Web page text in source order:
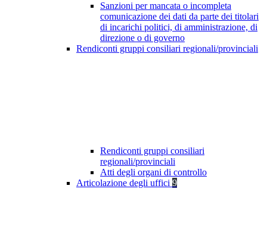
Sanzioni per mancata o incompleta
comunicazione dei dati da parte dei titolari
di incarichi politici, di amministrazione, di
direzione o di governo
Rendiconti gruppi consiliari regionali/provinciali
Rendiconti gruppi consiliari
regionali/provinciali
Atti degli organi di controllo
Articolazione degli uffici 9